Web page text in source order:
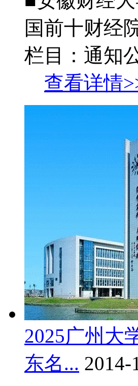
国前十财经
栏目：通知
查看详情
2025广州大
东名... 2014-